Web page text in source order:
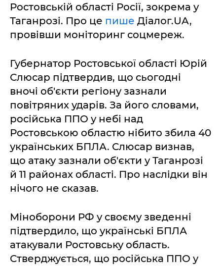
Ростовській області Росії, зокрема у
Таганрозі. Про це пише Діалог.UA,
провівши моніторинг соцмереж.
Губернатор Ростовської області Юрій
Слюсар підтвердив, що сьогодні
вночі об'єкти регіону зазнали
повітряних ударів. За його словами,
російська ППО у небі над
Ростовською областю нібито збила 40
українських БПЛА. Слюсар визнав,
що атаку зазнали об'єкти у Таганрозі
й 11 районах області. Про наслідки він
нічого не сказав.
Міноборони РФ у своєму зведенні
підтвердило, що українські БПЛА
атакували Ростовську область.
Стверджується, що російська ППО у